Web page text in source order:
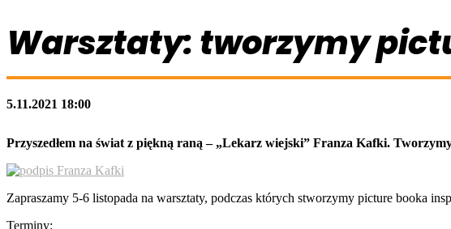
Warsztaty: tworzymy
5.11.2021 18:00
Przyszedłem na świat z piękną raną – „Lekarz wiejski” Franza Kafki.
Zapraszamy 5-6 listopada na warsztaty, podczas których stworzymy picture booka
Terminy: